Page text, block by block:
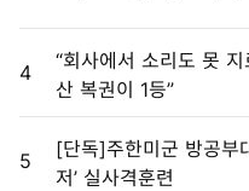
4
“회사에서 소리도 못
산 복권이 1등”
5
[단독]주한미군 방공부
저’ 실사격훈련